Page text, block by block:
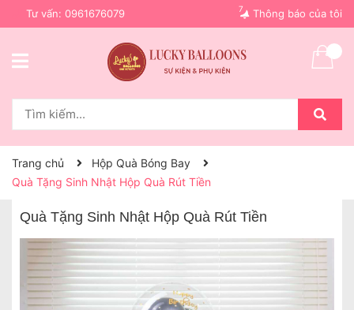
Tư vấn: 0961676079 Thông báo của tôi
7
Trang chủ
Hộp Quà Bóng Bay
Quà Tặng Sinh Nhật Hộp Quà Rút Tiền
Quà Tặng Sinh Nhật Hộp Quà Rút Tiền